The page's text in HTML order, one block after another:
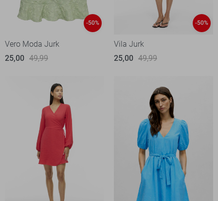
-50%
Vero Moda Jurk
25,00 49,99
-50%
Vila Jurk
25,00 49,99